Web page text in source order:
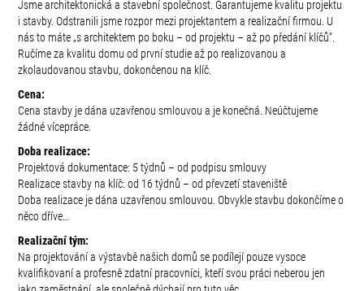
Jsme architektonická a stavební společnost. Garantujeme kvalitu projektu
i stavby. Odstranili jsme rozpor mezi projektantem a realizační firmou. U
nás to máte „s architektem po boku – od projektu – až po předání klíčů“.
Ručíme za kvalitu domu od první studie až po realizovanou a
zkolaudovanou stavbu, dokončenou na klíč.
Cena:
Cena stavby je dána uzavřenou smlouvou a je konečná. Neúčtujeme
žádné vícepráce.
Doba realizace:
Projektová dokumentace: 5 týdnů – od podpisu smlouvy
Realizace stavby na klíč: od 16 týdnů – od převzetí staveniště
Doba realizace je dána uzavřenou smlouvou. Obvykle stavbu dokončíme o
něco dříve…
Realizační tým:
Na projektování a výstavbě našich domů se podílejí pouze vysoce
kvalifikovaní a profesně zdatní pracovníci, kteří svou práci neberou jen